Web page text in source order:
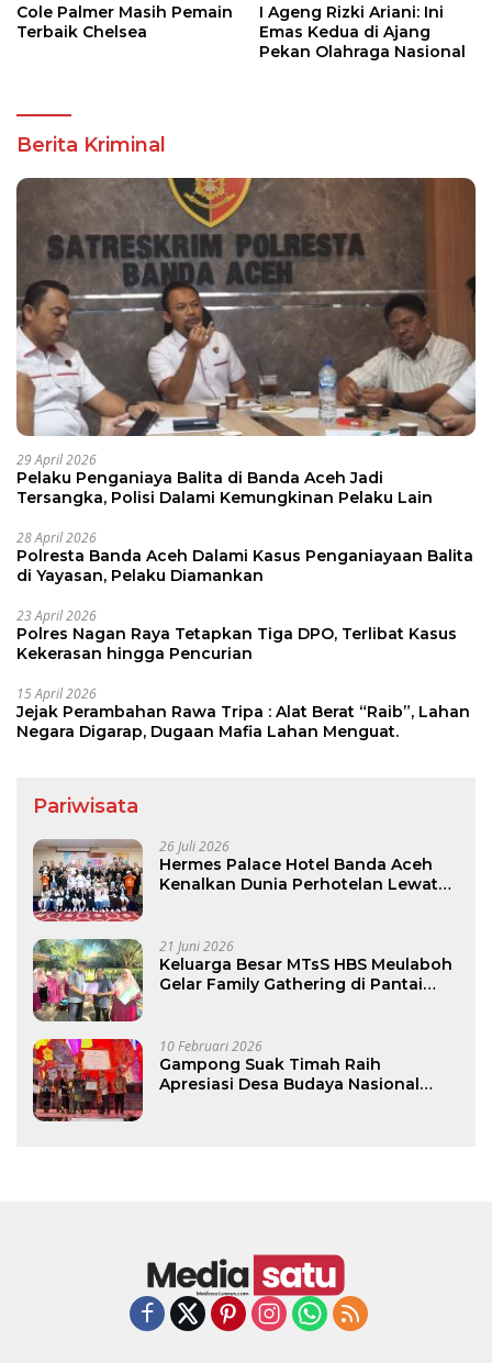
Cole Palmer Masih Pemain
Terbaik Chelsea
I Ageng Rizki Ariani: Ini
Emas Kedua di Ajang
Pekan Olahraga Nasional
Berita Kriminal
29 April 2026
Pelaku Penganiaya Balita di Banda Aceh Jadi
Tersangka, Polisi Dalami Kemungkinan Pelaku Lain
28 April 2026
Polresta Banda Aceh Dalami Kasus Penganiayaan Balita
di Yayasan, Pelaku Diamankan
23 April 2026
Polres Nagan Raya Tetapkan Tiga DPO, Terlibat Kasus
Kekerasan hingga Pencurian
15 April 2026
Jejak Perambahan Rawa Tripa : Alat Berat “Raib”, Lahan
Negara Digarap, Dugaan Mafia Lahan Menguat.
Pariwisata
26 Juli 2026
Hermes Palace Hotel Banda Aceh
Kenalkan Dunia Perhotelan Lewat
21 Juni 2026
Keluarga Besar MTsS HBS Meulaboh
Gelar Family Gathering di Pantai
10 Februari 2026
Gampong Suak Timah Raih
Apresiasi Desa Budaya Nasional